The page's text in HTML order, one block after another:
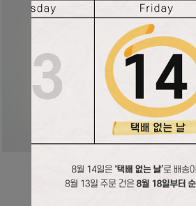
청소년 청년 성가집
10,000원
디다케
2시